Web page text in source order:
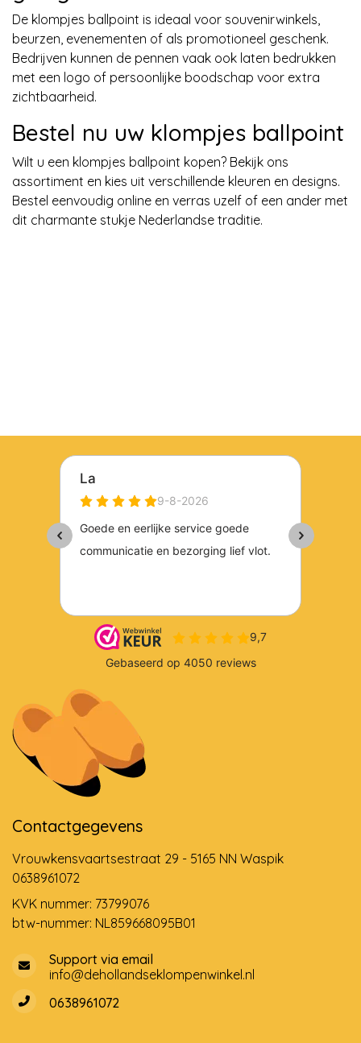
De klompjes ballpoint is ideaal voor souvenirwinkels,
beurzen, evenementen of als promotioneel geschenk.
Bedrijven kunnen de pennen vaak ook laten bedrukken
met een logo of persoonlijke boodschap voor extra
zichtbaarheid.
Bestel nu uw klompjes ballpoint
Wilt u een klompjes ballpoint kopen? Bekijk ons
assortiment en kies uit verschillende kleuren en designs.
Bestel eenvoudig online en verras uzelf of een ander met
dit charmante stukje Nederlandse traditie.
Contactgegevens
Vrouwkensvaartsestraat 29 - 5165 NN Waspik
0638961072
KVK nummer: 73799076
btw-nummer: NL859668095B01
Support via email
info@dehollandseklompenwinkel.nl
0638961072